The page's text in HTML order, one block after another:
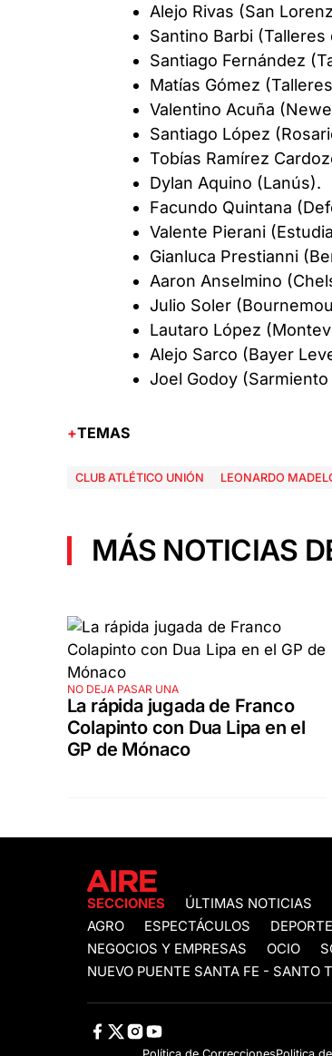
Alejo Rivas (San
Santino Barbi (Talleres
Santiago Fernández
Matías Gómez
Valentino Acuña
Santiago López
Tobías Ramírez
Dylan Aquino (Lanús).
Facundo Quintana
Valente Pierani
Gianluca Prestianni
Aaron Anselmino
Julio Soler
Lautaro López
Alejo Sarco (Bayer
Joel Godoy
TEMAS
CLUB ATLÉTICO UNIÓN LEONARDO
MÁS NOTICIAS
NO DEJA PASAR UNA
La rápida jugada de Franco
Colapinto con Dua Lipa en el
GP de Mónaco
SECCIONES ÚLTIMAS NOTICIAS
AGRO
ESPECTÁCULOS
NEGOCIOS Y EMPRESAS
OCIO
NUEVO PUENTE SANTA FE - SANTO